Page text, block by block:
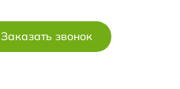
Заказать звонок